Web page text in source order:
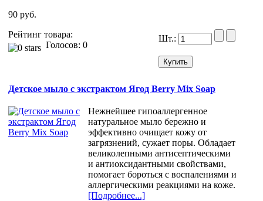
90 руб.
Рейтинг товара:
Голосов: 0
Шт.:
Детское мыло с экстрактом Ягод Berry Mix Soap
Нежнейшее гипоаллергенное
натуральное мыло бережно и
эффективно очищает кожу от
загрязнений, сужает поры. Обладает
великолепными антисептическими
и антиоксидантными свойствами,
помогает бороться с воспалениями и
аллергическими реакциями на коже.
[Подробнее...]